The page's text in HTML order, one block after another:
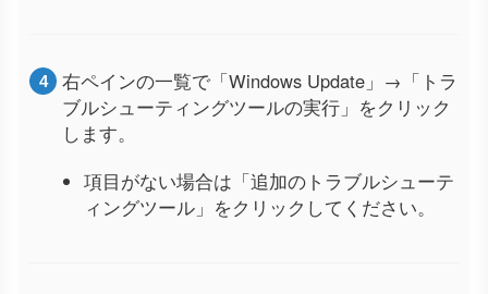
右ペインの一覧で「Windows Update」→「トラ
ブルシューティングツールの実行」をクリック
します。
項目がない場合は「追加のトラブルシューテ
ィングツール」をクリックしてください。